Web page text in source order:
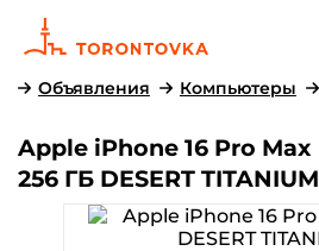
Объявления Компьютеры
Apple iPhone 16 Pro Max
256 ГБ DESERT TITANIUM